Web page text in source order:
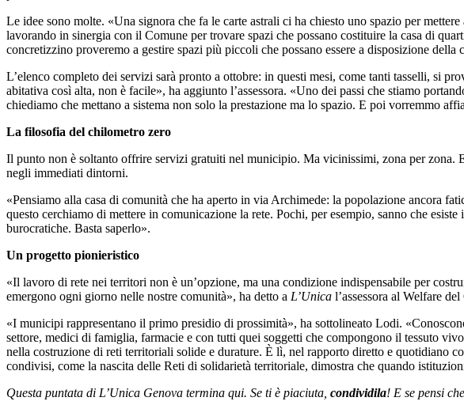
Le idee sono molte. «Una signora che fa le carte astrali ci ha chiesto uno spazio per
lavorando in sinergia con il Comune per trovare spazi che possano costituire la casa di
concretizzino proveremo a gestire spazi più piccoli che possano essere a disposizione della
L’elenco completo dei servizi sarà pronto a ottobre: in questi mesi, come tanti tasselli, si
abitativa così alta, non è facile», ha aggiunto l’assessora. «Uno dei passi che stiamo
chiediamo che mettano a sistema non solo la prestazione ma lo spazio. E poi vorremmo
La filosofia del chilometro zero
Il punto non è soltanto offrire servizi gratuiti nel municipio. Ma vicinissimi, zona per
negli immediati dintorni.
«Pensiamo alla casa di comunità che ha aperto in via Archimede: la popolazione ancora
questo cerchiamo di mettere in comunicazione la rete. Pochi, per esempio, sanno che
burocratiche. Basta saperlo».
Un progetto pionieristico
«Il lavoro di rete nei territori non è un’opzione, ma una condizione indispensabile per
emergono ogni giorno nelle nostre comunità», ha detto a L’Unica l’assessora al Welfare
«I municipi rappresentano il primo presidio di prossimità», ha sottolineato Lodi.
settore, medici di famiglia, farmacie e con tutti quei soggetti che compongono il tessuto
nella costruzione di reti territoriali solide e durature. È lì, nel rapporto diretto e quotidiano
condivisi, come la nascita delle Reti di solidarietà territoriale, dimostra che quando
Questa puntata di L’Unica Genova termina qui. Se ti è piaciuta, condividila! E se pensi